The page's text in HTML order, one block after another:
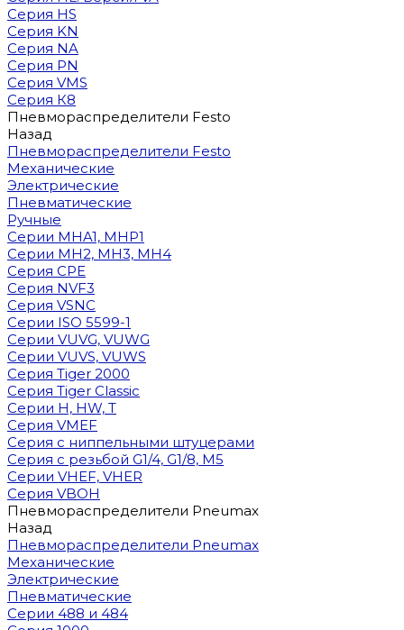
Серия HS
Серия KN
Серия NA
Серия PN
Серия VMS
Серия К8
Пневмораспределители Festo
Назад
Пневмораспределители Festo
Механические
Электрические
Пневматические
Ручные
Cерии MHA1, MHP1
Cерии MH2, MH3, MH4
Cерия CPE
Серия NVF3
Серия VSNC
Серии ISO 5599-1
Серии VUVG, VUWG
Серии VUVS, VUWS
Серия Tiger 2000
Серия Tiger Classic
Серии H, HW, T
Серия VMEF
Серия с ниппельными штуцерами
Серия с резьбой G1/4, G1/8, М5
Серии VHEF, VHER
Серия VBOH
Пневмораспределители Pneumax
Назад
Пневмораспределители Pneumax
Механические
Электрические
Пневматические
Серии 488 и 484